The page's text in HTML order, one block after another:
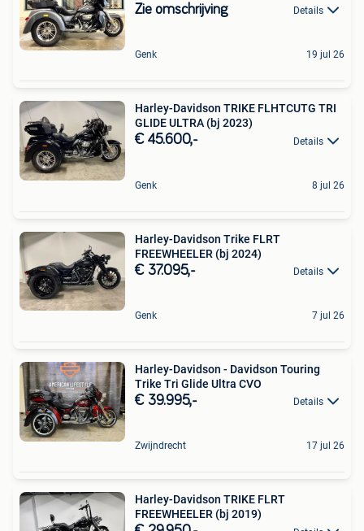
Zie omschrijving Details
Genk 19 jul 26
Harley-Davidson TRIKE FLHTCUTG TRI
GLIDE ULTRA (bj 2023)
€ 45.600,- Details
Genk 8 jul 26
Harley-Davidson Trike FLRT
FREEWHEELER (bj 2024)
€ 37.095,- Details
Genk 7 jul 26
Harley-Davidson - Davidson Touring
Trike Tri Glide Ultra CVO
€ 39.995,- Details
Zwijndrecht 17 jul 26
Harley-Davidson TRIKE FLRT
FREEWHEELER (bj 2019)